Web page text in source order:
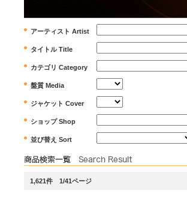
アーティスト Artist
タイトル Title
カテゴリ Category
盤質 Media
ジャケット Cover
ショップ Shop
並び替え Sort
1,621件 1/41ページ